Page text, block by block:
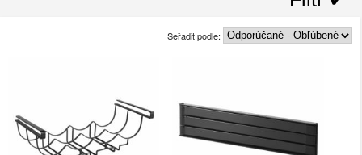
Seřadit podle: